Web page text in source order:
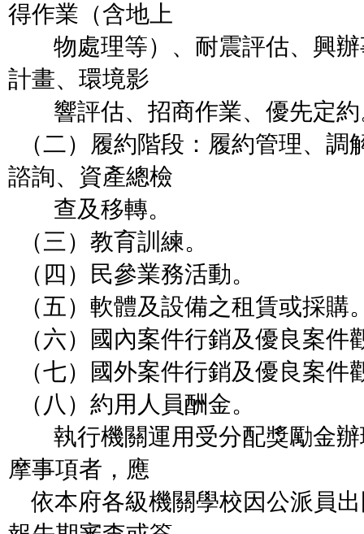
得作業（含地上
物處理等）、耐震評估、興辦
計畫、環境影
響評估、招商作業、優先定約
（二）履約階段：履約管理、調
諮詢、資產總檢
查及移轉。
（三）教育訓練。
（四）民參業務活動。
（五）軟體及設備之租賃或採購
（六）國內案件行銷及優良案件
（七）國外案件行銷及優良案件
（八）約用人員酬金。
執行機關運用受分配獎勵金辦
摩事項者，應
依本府各級機關學校因公派員